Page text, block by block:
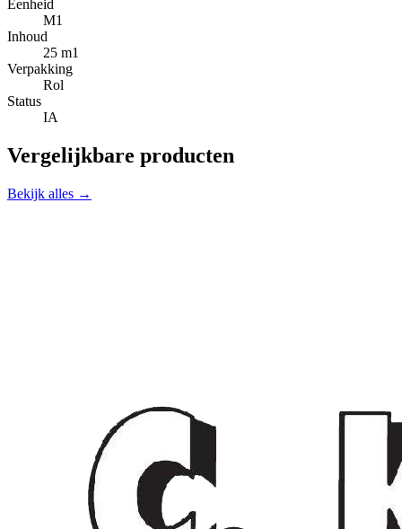
Eenheid
M1
Inhoud
25 m1
Verpakking
Rol
Status
IA
Vergelijkbare producten
Bekijk alles →